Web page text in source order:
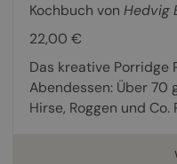
Kochbuch von Hedvig
22,00 €
Das kreative Porridge
Abendessen: Über 70
Hirse, Roggen und Co.